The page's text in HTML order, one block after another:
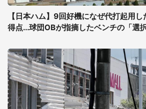
【日本ハム】9回好機になぜ代打起用
得点...球団OBが指摘したベンチの「選択